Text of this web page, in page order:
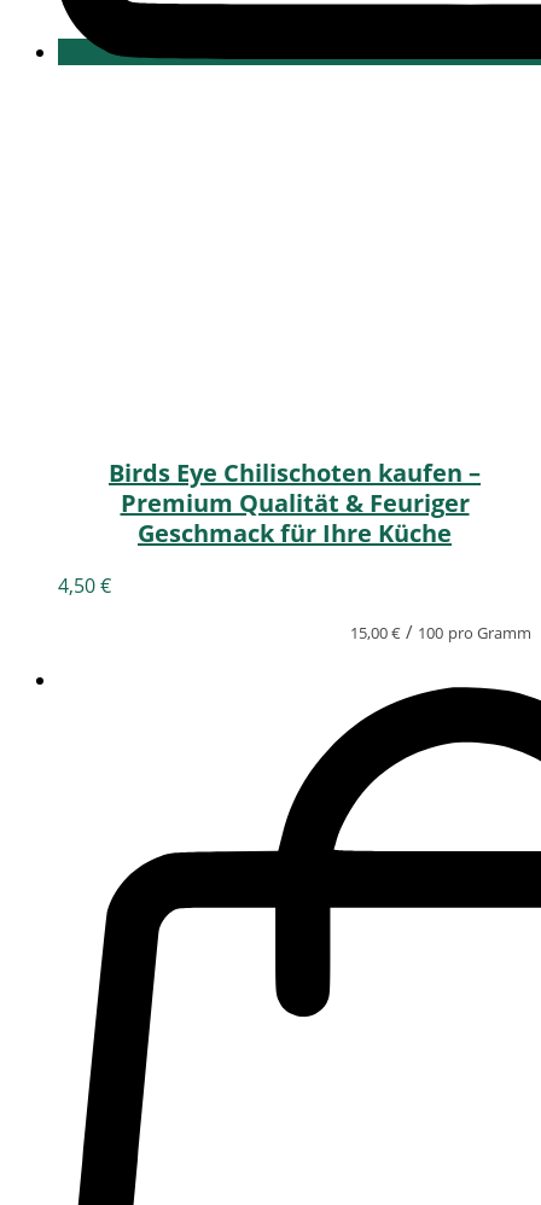
Birds Eye Chilischoten kaufen –
Premium Qualität & Feuriger
Geschmack für Ihre Küche
4,50€
15,00€ / 100 pro Gramm